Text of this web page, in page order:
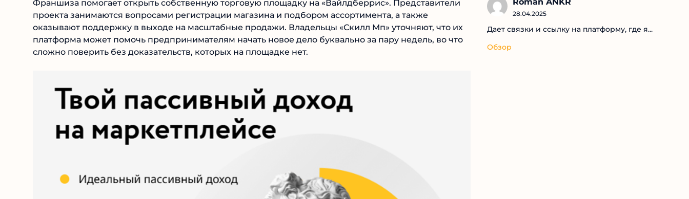
Франшиза помогает открыть собственную торговую площадку на «Вайлдберрис». Представители
проекта занимаются вопросами регистрации магазина и подбором ассортимента, а также
оказывают поддержку в выходе на масштабные продажи. Владельцы «Скилл Мп» уточняют, что их
платформа может помочь предпринимателям начать новое дело буквально за пару недель, во что
сложно поверить без доказательств, которых на площадке нет.
28.04.2025
Дает связки и ссылку на платформу, где я...
Обзор
Tehnoobzor
Читать обзор